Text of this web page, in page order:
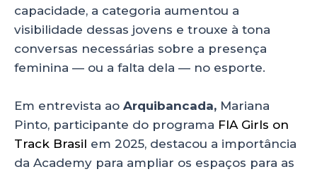
capacidade, a categoria aumentou a
visibilidade dessas jovens e trouxe à tona
conversas necessárias sobre a presença
feminina — ou a falta dela — no esporte.
Em entrevista ao Arquibancada, Mariana
Pinto, participante do programa FIA Girls on
Track Brasil em 2025, destacou a importância
da Academy para ampliar os espaços para as